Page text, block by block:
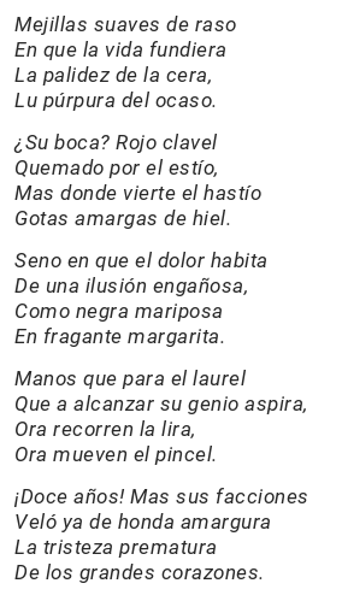
Mejillas suaves de raso
En que la vida fundiera
La palidez de la cera,
Lu púrpura del ocaso.
¿Su boca? Rojo clavel
Quemado por el estío,
Mas donde vierte el hastío
Gotas amargas de hiel.
Seno en que el dolor habita
De una ilusión engañosa,
Como negra mariposa
En fragante margarita.
Manos que para el laurel
Que a alcanzar su genio aspira,
Ora recorren la lira,
Ora mueven el pincel.
¡Doce años! Mas sus facciones
Veló ya de honda amargura
La tristeza prematura
De los grandes corazones.